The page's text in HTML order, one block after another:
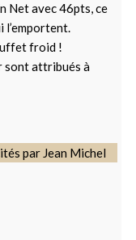
Net avec 46pts, ce
l’emportent.
froid !
sont attribués à
par Jean Michel